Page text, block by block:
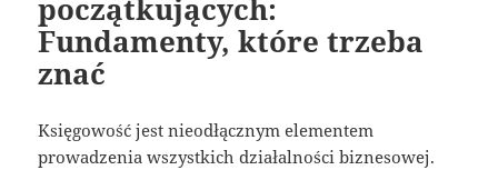
początkujących:
Fundamenty, które trzeba
znać
Księgowość jest nieodłącznym elementem
prowadzenia wszystkich działalności biznesowej.